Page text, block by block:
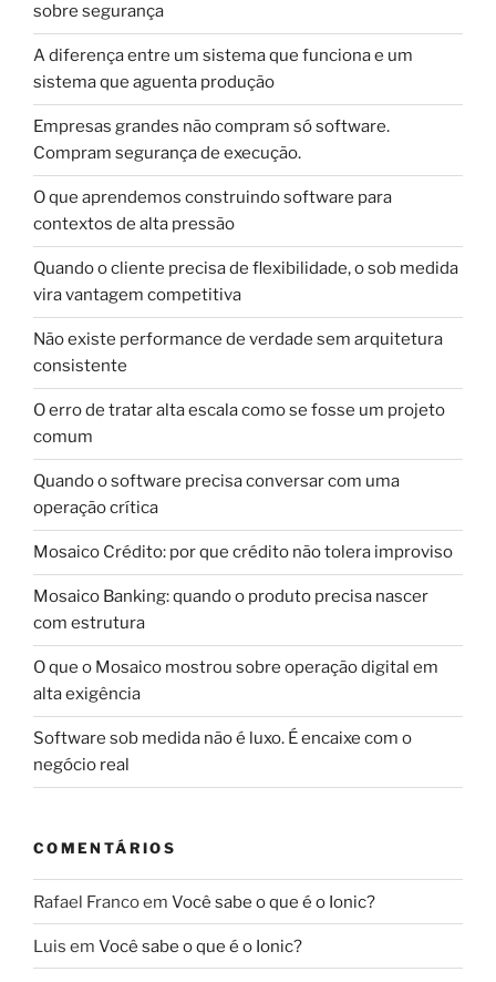
sobre segurança
A diferença entre um sistema que funciona e um
sistema que aguenta produção
Empresas grandes não compram só software.
Compram segurança de execução.
O que aprendemos construindo software para
contextos de alta pressão
Quando o cliente precisa de flexibilidade, o sob medida
vira vantagem competitiva
Não existe performance de verdade sem arquitetura
consistente
O erro de tratar alta escala como se fosse um projeto
comum
Quando o software precisa conversar com uma
operação crítica
Mosaico Crédito: por que crédito não tolera improviso
Mosaico Banking: quando o produto precisa nascer
com estrutura
O que o Mosaico mostrou sobre operação digital em
alta exigência
Software sob medida não é luxo. É encaixe com o
negócio real
COMENTÁRIOS
Rafael Francoem Você sabe o que é o Ionic?
Luis em Você sabe o que é o Ionic?